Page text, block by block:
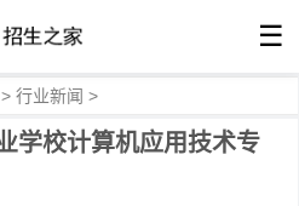
☰
> 行业新闻 >
学校计算机应用技术专